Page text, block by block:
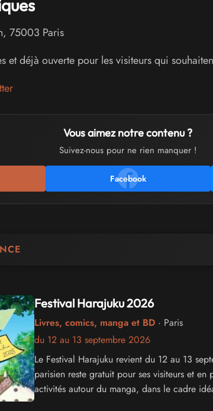
, 75003 Paris
et déjà ouverte pour les visiteurs qui
Vous aimez notre contenu ?
Suivez-nous pour ne rien manquer !
Facebook
Festival Harajuku 2026
Livres, comics, manga et BD· Paris
du 12 au 13 septembre 2026
Le Festival Harajuku revient du 12 au 13
parisien reste gratuit pour ses visiteurs et
activités autour du manga, dans le cadre
détendue.